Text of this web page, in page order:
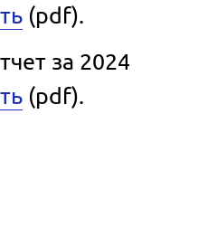
(pdf).
за 2024
(pdf).